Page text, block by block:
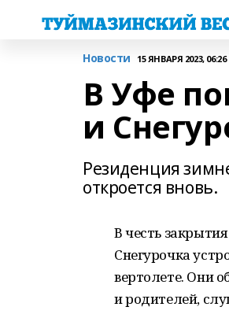
Новости 15 ЯНВАРЯ 2023, 06:26
В Уфе
и
Резиденция
откроется вновь.
В честь
Снегурочка
вертолете. Они
и родителей,